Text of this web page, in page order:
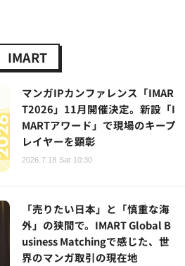
IMART
マンガIPカンファレンス「IMAR
T2026」11月開催決定。新設「I
MARTアワード」で現場のキープ
レイヤーを顕彰
2026.7.18 Sat 10:30
「売りたい日本」と「慎重な海
外」の狭間で。IMART Global B
usiness Matchingで感じた、世
界のマンガ取引の現在地